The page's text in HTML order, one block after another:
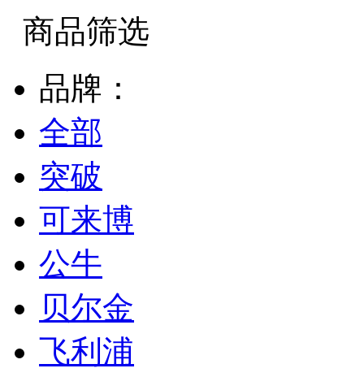
商品筛选
品牌：
全部
突破
可来博
公牛
贝尔金
飞利浦